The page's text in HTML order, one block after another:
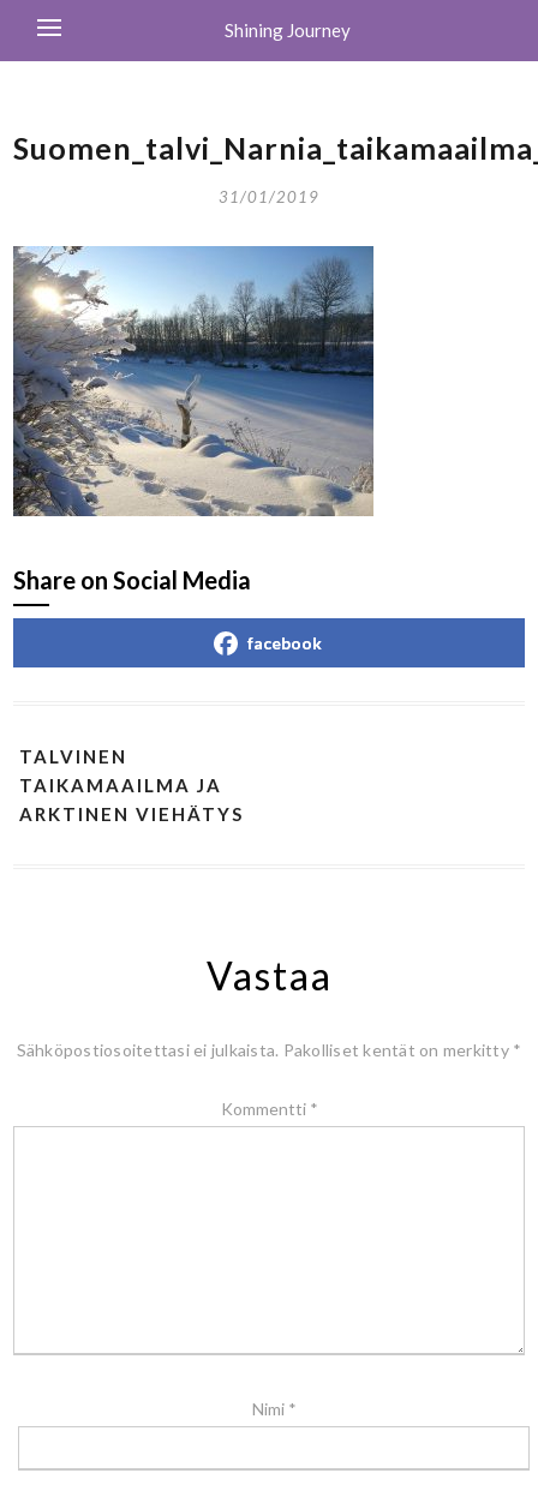
Shining Journey
31/01/2019
Share on Social Media
facebook
TALVINEN
TAIKAMAAILMA JA
ARKTINEN VIEHÄTYS
Vastaa
Sähköpostiosoitettasi ei julkaista. Pakolliset kentät on merkitty *
Kommentti *
Nimi *